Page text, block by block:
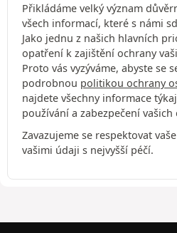
Přikládáme velký význam
všech informací, které s námi
Jako jednu z našich hlavních
opatření k zajištění ochrany
Proto vás vyzýváme, abyste se
podrobnou politikou ochrany
najdete všechny informace
používání a zabezpečení
Zavazujeme se respektovat
vašimi údaji s nejvyšší péčí.